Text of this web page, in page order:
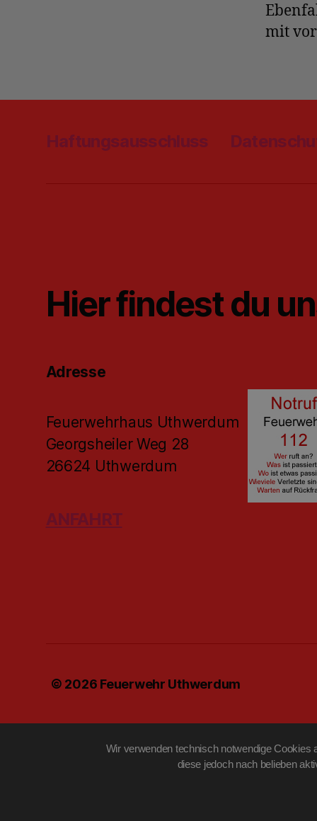
mit
Haftungsausschluss
Hier findest du
Adresse
Feuerwehrhaus Uthwerdum
Georgsheiler Weg 28
26624 Uthwerdum
ANFAHRT
© 2026 Feuerwehr Uthwerdum
Wir verwenden technisch notwendige Cookies
diese jedoch nach belieben